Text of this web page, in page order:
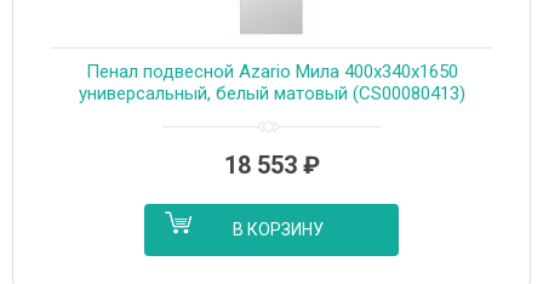
Пенал подвесной Azario Мила 400х340х1650
универсальный, белый матовый (CS00080413)
18 553 ₽
В КОРЗИНУ